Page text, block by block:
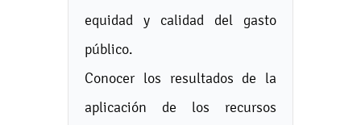
equidad y calidad del gasto
público.
Conocer los resultados de la
aplicación de los recursos